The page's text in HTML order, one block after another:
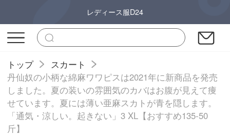
レディース服D24
トップ
スカート
丹仙奴の小柄な綿麻ワワピスは2021年に新商品を発売
しました。夏の装いの雰囲気のカバはお腹が見えて痩
せています。夏には薄い亜麻スカトが青を隠します。
「通気・涼しい。起きない」3 XL【おすすめ135-50
斤】